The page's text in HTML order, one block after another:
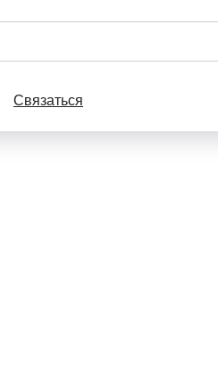
Связаться